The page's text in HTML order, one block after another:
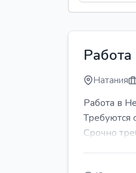
Натания
Работа в
Требуются
Срочно